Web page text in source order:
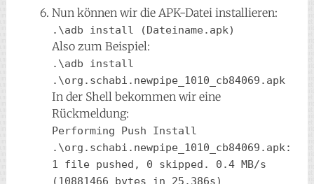
Nun können wir die APK-Datei installieren:
.\adb install (Dateiname.apk)
Also zum Beispiel:
.\adb install
.\org.schabi.newpipe_1010_cb84069.apk
In der Shell bekommen wir eine
Rückmeldung:
Performing Push Install
.\org.schabi.newpipe_1010_cb84069.apk:
1 file pushed, 0 skipped. 0.4 MB/s
(10881466 bytes in 25.386s)